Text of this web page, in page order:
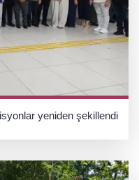
yeniden şekillendi